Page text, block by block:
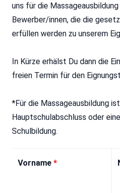
uns für die
Bewerber/innen, die die
erfüllen werden zu unserem
In Kürze erhälst Du dann die
freien Termin für den
*Für die Massageausbildung
Hauptschulabschluss oder
Schulbildung.
Vorname *